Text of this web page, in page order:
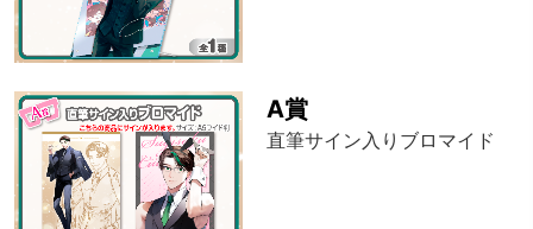
A賞
直筆サイン入りブロマイド